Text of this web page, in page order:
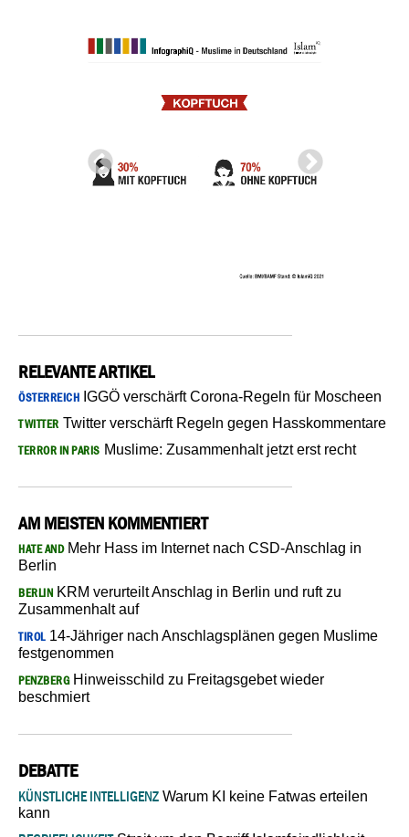
RELEVANTE ARTIKEL
ÖSTERREICH IGGÖ verschärft Corona-Regeln für Moscheen
TWITTER Twitter verschärft Regeln gegen Hasskommentare
TERROR IN PARIS Muslime: Zusammenhalt jetzt erst recht
AM MEISTEN KOMMENTIERT
HATE ANDMehr Hass im Internet nach CSD-Anschlag in
Berlin
BERLIN KRM verurteilt Anschlag in Berlin und ruft zu
Zusammenhalt auf
TIROL14-Jähriger nach Anschlagsplänen gegen Muslime
festgenommen
PENZBERGHinweisschild zu Freitagsgebet wieder
beschmiert
DEBATTE
KÜNSTLICHE INTELLIGENZ Warum KI keine Fatwas erteilen
kann